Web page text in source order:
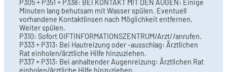
P305 + P351 + P338: BEI KONTAKT MIT DEN AUGEN: Einige
Minuten lang behutsam mit Wasser spülen. Eventuell
vorhandene Kontaktlinsen nach Möglichkeit entfernen.
Weiter spülen.
P310: Sofort GIFTINFORMATIONSZENTRUM/Arzt//anrufen.
P333 + P313: Bei Hautreizung oder -ausschlag: Ärztlichen
Rat einholen/ärztliche Hilfe hinzuziehen.
P337 + P313: Bei anhaltender Augenreizung: Ärztlichen Rat